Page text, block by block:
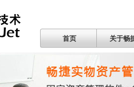
首页 关于畅